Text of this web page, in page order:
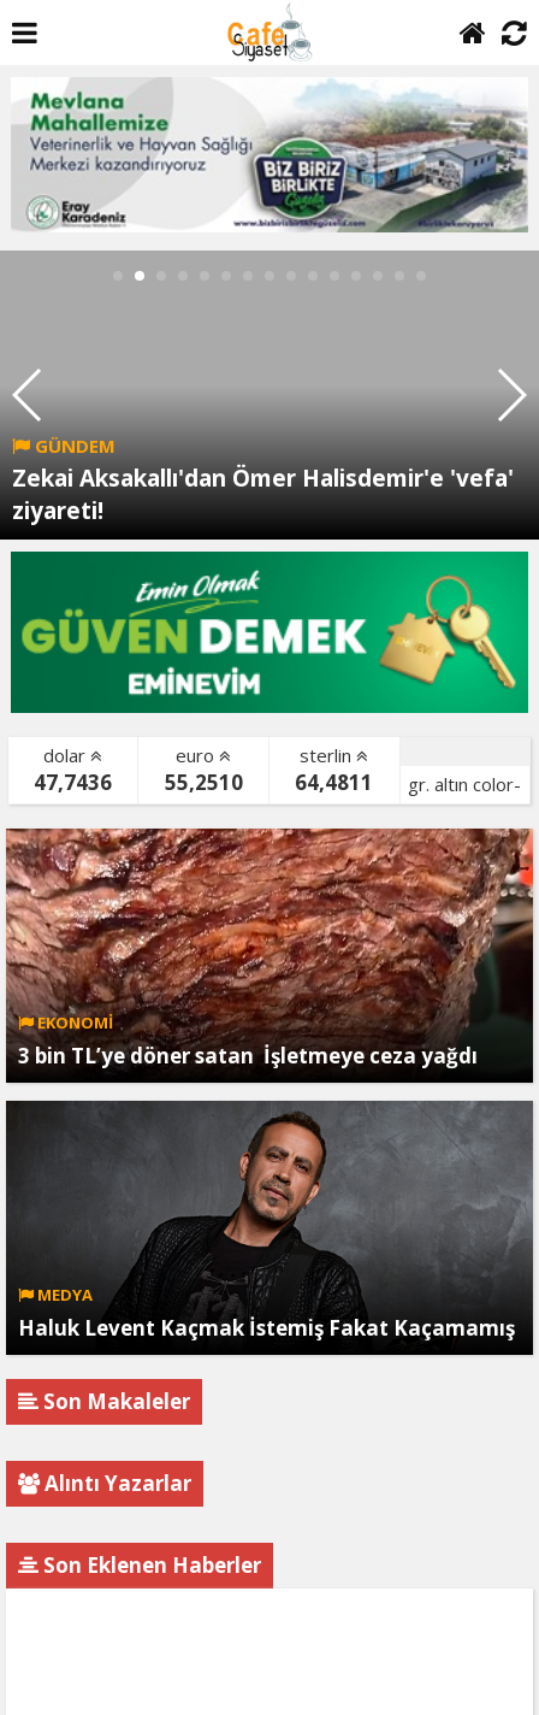
GÜNDEM
Zekai Aksakallı'dan Ömer Halisdemir'e 'vefa'
ziyareti!
dolar
47,7436
euro
55,2510
sterlin
64,4811
gr. altın color-
bist color-
EKONOMİ
3 bin TL’ye döner satan İşletmeye ceza yağdı
MEDYA
Haluk Levent Kaçmak İstemiş Fakat Kaçamamış
Son Makaleler
Alıntı Yazarlar
Son Eklenen Haberler